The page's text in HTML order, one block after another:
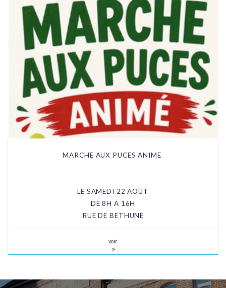
MARCHE AUX PUCES ANIME
LE SAMEDI 22 AOÛT
DE 8H A 16H
RUE DE BETHUNE
voir